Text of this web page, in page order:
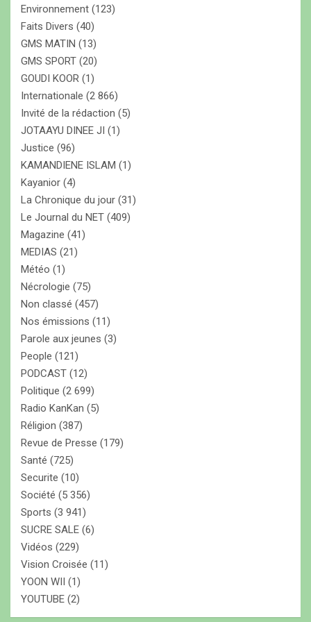
Environnement (123)
Faits Divers (40)
GMS MATIN (13)
GMS SPORT (20)
GOUDI KOOR (1)
Internationale (2 866)
Invité de la rédaction (5)
JOTAAYU DINEE JI (1)
Justice (96)
KAMANDIENE ISLAM (1)
Kayanior (4)
La Chronique du jour (31)
Le Journal du NET (409)
Magazine (41)
MEDIAS (21)
Météo (1)
Nécrologie (75)
Non classé (457)
Nos émissions (11)
Parole aux jeunes (3)
People (121)
PODCAST (12)
Politique (2 699)
Radio KanKan (5)
Réligion (387)
Revue de Presse (179)
Santé (725)
Securite (10)
Société (5 356)
Sports (3 941)
SUCRE SALE (6)
Vidéos (229)
Vision Croisée (11)
YOON WII (1)
YOUTUBE (2)